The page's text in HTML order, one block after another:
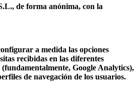
de forma anónima, con la
a medida las opciones
recibidas en las diferentes
Google Analytics),
de navegación de los usuarios.